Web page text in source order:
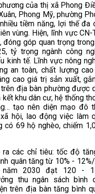
của thị xã Phong
Phong Mỹ, phường
tiềm năng, lợi thế đa
vùng. Hiện, lĩnh vực CN-
đóng góp quan trọng
tỷ trọng ngành công
kinh tế. Lĩnh vực nông
an toàn, chất lượng
cao giá trị sản xuất,
địa bàn phường được
khu dân cư, hệ thống
tạo nên diện mạo đô
hội, lao động việc làm
69 hộ nghèo, chiếm
các chỉ tiêu: tốc độ
quân tăng từ 10% -
năm 2030 đạt 120 -
thu ngân sách bình
trên địa bàn tăng bình